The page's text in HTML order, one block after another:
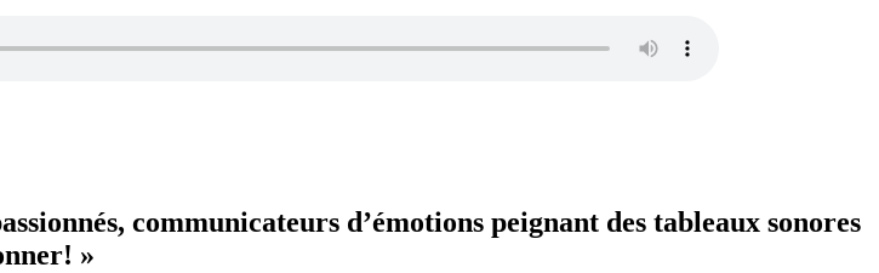
communicateurs d’émotions peignant des tableaux sonores
»